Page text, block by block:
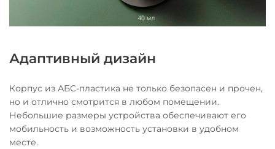
Адаптивный дизайн
Корпус из АБС-пластика не только безопасен и прочен,
но и отлично смотрится в любом помещении.
Небольшие размеры устройства обеспечивают его
мобильность и возможность установки в удобном
месте.